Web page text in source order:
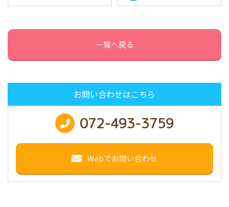
一覧へ戻る
お問い合わせはこちら
072-493-3759
Webでお問い合わせ